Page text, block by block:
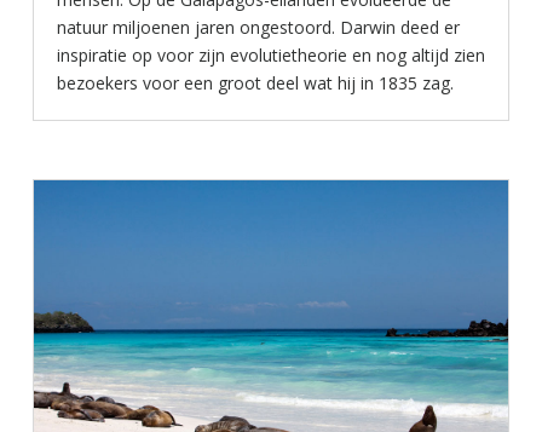
natuur miljoenen jaren ongestoord. Darwin deed er
inspiratie op voor zijn evolutietheorie en nog altijd zien
bezoekers voor een groot deel wat hij in 1835 zag.